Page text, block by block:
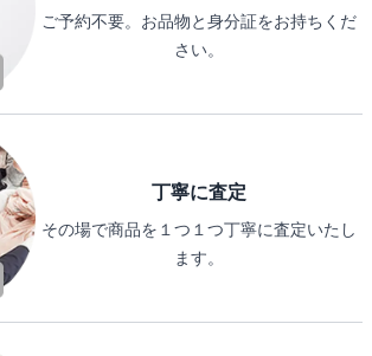
ご予約不要。お品物と身分証をお持ちくだ
さい。
丁寧に査定
その場で商品を１つ１つ丁寧に査定いたし
ます。